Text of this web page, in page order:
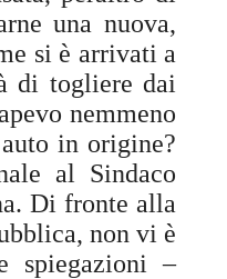
una nuova,
si è arrivati a
di togliere dai
nemmeno
in origine?
al Sindaco
Di fronte alla
non vi è
spiegazioni –
Campi Bisenzio tra il capoluogo,
San Martino, San Lorenzo e San
Donnino”.